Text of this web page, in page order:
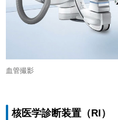
血管撮影
核医学診断装置（RI）